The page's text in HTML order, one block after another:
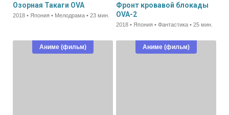
Озорная Такаги OVA
2018 • Япония • Мелодрама • 23 мин.
Фронт кровавой блокады
OVA-2
2018 • Япония • Фантастика • 25 мин.
Аниме (фильм) Аниме (фильм)